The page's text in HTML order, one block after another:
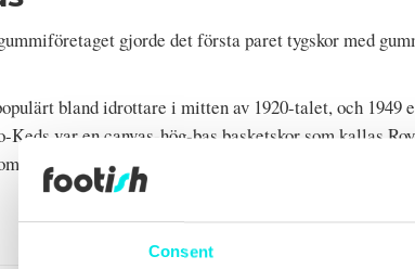
Consent
gjorde det första paret tygskor med
bland idrottare i mitten av 1920-talet, och 1949
Keds var en canvas-hög-bas basketskor som kallas
“Sureshot”.